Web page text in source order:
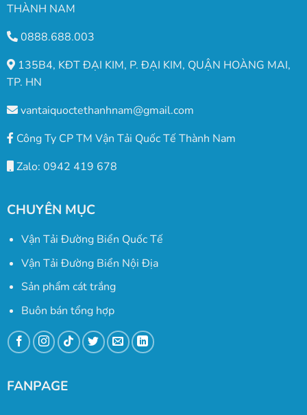
THÀNH NAM
0888.688.003
135B4, KĐT ĐẠI KIM, P. ĐẠI KIM, QUẬN HOÀNG MAI,
TP. HN
vantaiquoctethanhnam@gmail.com
Công Ty CP TM Vận Tải Quốc Tế Thành Nam
Zalo: 0942 419 678
CHUYÊN MỤC
Vận Tải Đường Biển Quốc Tế
Vận Tải Đường Biển Nội Địa
Sản phẩm cát trắng
Buôn bán tổng hợp
FANPAGE